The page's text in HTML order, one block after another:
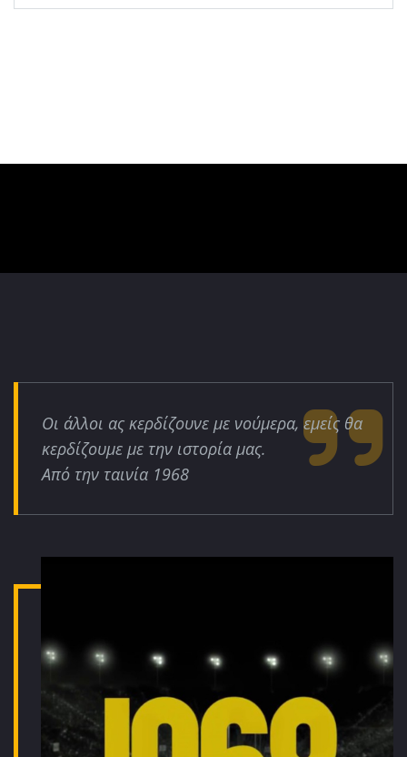
Οι άλλοι ας κερδίζουνε με νούμερα, εμείς θα
κερδίζουμε με την ιστορία μας.
Από την ταινία 1968